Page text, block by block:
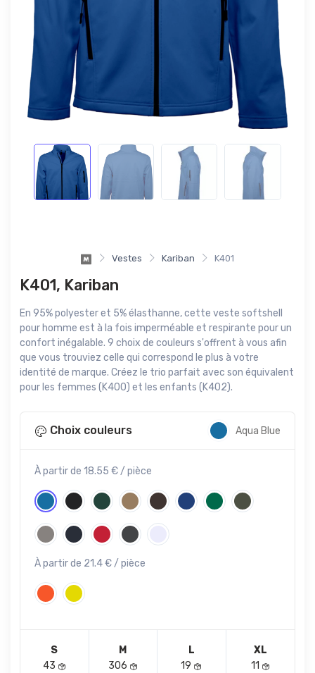
Vestes Kariban K401
K401, Kariban
En 95% polyester et 5% élasthanne, cette veste softshell
pour homme est à la fois imperméable et respirante pour un
confort inégalable. 9 choix de couleurs s'offrent à vous afin
que vous trouviez celle qui correspond le plus à votre
identité de marque. Créez le trio parfait avec son équivalent
pour les femmes (K400) et les enfants (K402).
Choix couleurs Aqua Blue
À partir de 18.55 € / pièce
À partir de 21.4 € / pièce
S
43
M
306
L
19
XL
11